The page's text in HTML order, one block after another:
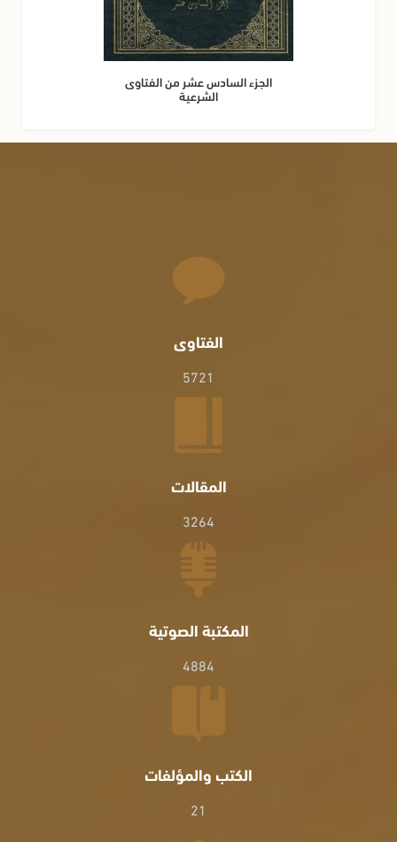
الجزء السادس عشر من الفتاوى
الشرعية
الفتاوى
5721
المقالات
3264
المكتبة الصوتية
4884
الكتب والمؤلفات
21